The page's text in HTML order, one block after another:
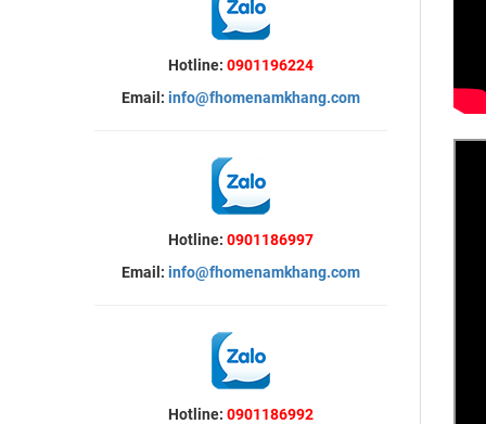
Hotline: 0901196224
Email: info@fhomenamkhang.com
Hotline: 0901186997
Email: info@fhomenamkhang.com
Hotline: 0901186992